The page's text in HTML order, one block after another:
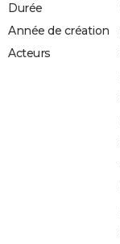
Durée
Année de création
Acteurs